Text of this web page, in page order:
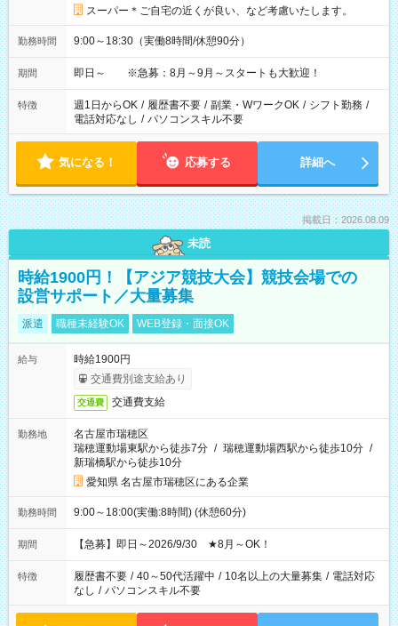
スーパー＊ご自宅の近くが良い、など考慮いたします。
勤務時間 9:00～18:30（実働8時間/休憩90分）
期間 即日～ ※急募：8月～9月～スタートも大歓迎！
特徴 週1日からOK / 履歴書不要 / 副業・WワークOK / シフト勤務 /
電話対応なし / パソコンスキル不要
気になる！ 応募する 詳細へ
掲載日：2026.08.09
未読
時給1900円！【アジア競技大会】競技会場での
設営サポート／大量募集
派遣 職種未経験OK WEB登録・面接OK
給与
時給1900円
交通費別途支給あり
交通費 交通費支給
勤務地
名古屋市瑞穂区
瑞穂運動場東駅から徒歩7分 / 瑞穂運動場西駅から徒歩10分 /
新瑞橋駅から徒歩10分
愛知県 名古屋市瑞穂区にある企業
勤務時間 9:00～18:00(実働:8時間) (休憩60分)
期間 【急募】即日～2026/9/30 ★8月～OK！
特徴 履歴書不要 / 40～50代活躍中 / 10名以上の大量募集 / 電話対応
なし / パソコンスキル不要